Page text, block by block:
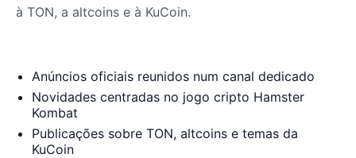
à TON, a altcoins e à KuCoin.
Anúncios oficiais reunidos num canal dedicado
Novidades centradas no jogo cripto Hamster
Kombat
Publicações sobre TON, altcoins e temas da
KuCoin